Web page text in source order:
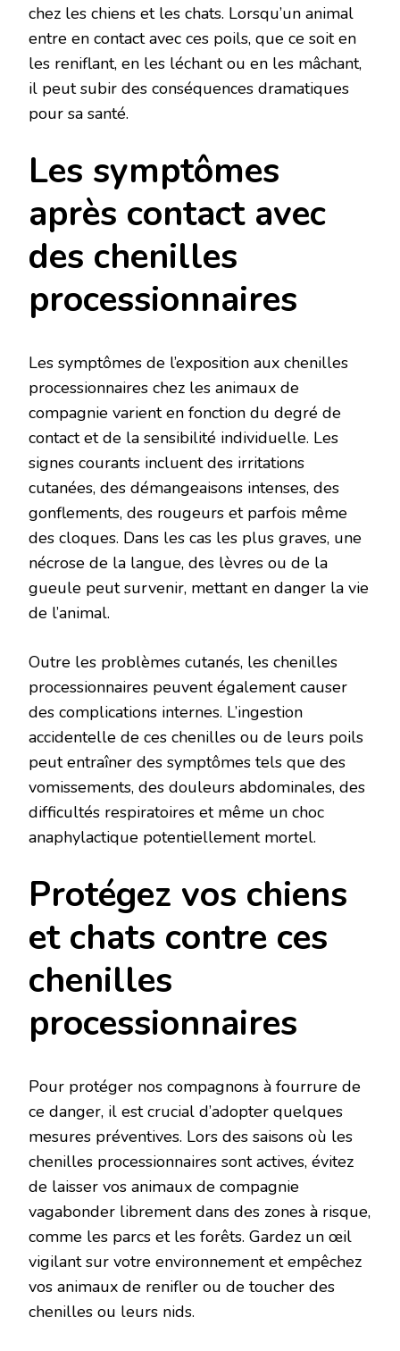
chez les chiens et les chats. Lorsqu’un animal
entre en contact avec ces poils, que ce soit en
les reniflant, en les léchant ou en les mâchant,
il peut subir des conséquences dramatiques
pour sa santé.
Les symptômes
après contact avec
des chenilles
processionnaires
Les symptômes de l’exposition aux chenilles
processionnaires chez les animaux de
compagnie varient en fonction du degré de
contact et de la sensibilité individuelle. Les
signes courants incluent des irritations
cutanées, des démangeaisons intenses, des
gonflements, des rougeurs et parfois même
des cloques. Dans les cas les plus graves, une
nécrose de la langue, des lèvres ou de la
gueule peut survenir, mettant en danger la vie
de l’animal.
Outre les problèmes cutanés, les chenilles
processionnaires peuvent également causer
des complications internes. L’ingestion
accidentelle de ces chenilles ou de leurs poils
peut entraîner des symptômes tels que des
vomissements, des douleurs abdominales, des
difficultés respiratoires et même un choc
anaphylactique potentiellement mortel.
Protégez vos chiens
et chats contre ces
chenilles
processionnaires
Pour protéger nos compagnons à fourrure de
ce danger, il est crucial d’adopter quelques
mesures préventives. Lors des saisons où les
chenilles processionnaires sont actives, évitez
de laisser vos animaux de compagnie
vagabonder librement dans des zones à risque,
comme les parcs et les forêts. Gardez un œil
vigilant sur votre environnement et empêchez
vos animaux de renifler ou de toucher des
chenilles ou leurs nids.